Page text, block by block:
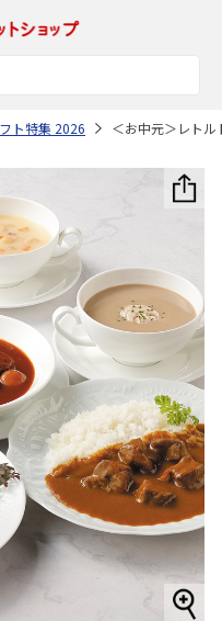
ト特集 2026 ＜お中元＞レトル